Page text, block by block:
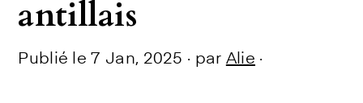
antillais
Publié le7 Jan, 2025 · par Alie ·